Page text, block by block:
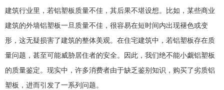
建筑行业里，若铝塑板质量不佳，其后果不堪设想。比如，某些商业
建筑的外墙铝塑板一旦质量不佳，很容易在短时间内出现褪色或变
形，这无疑损害了建筑的整体美观。在住宅建筑中，若铝塑板存在质
量问题，甚至可能威胁居住者的安全。因此，我们绝不能小觑铝塑板
的质量鉴定。现实中，许多消费者由于缺乏鉴别知识，购买了劣质铝
塑板，进而引发了一系列问题。